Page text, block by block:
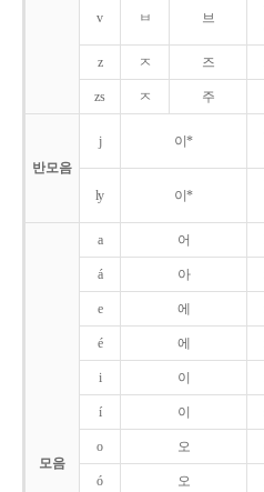
v ㅂ 브
z ㅈ 즈
zs ㅈ 주
반모음
j 이*
ly 이*
모음
a 어
á 아
e 에
é 에
i 이
í 이
o 오
ó 오